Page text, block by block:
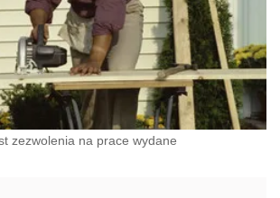
zezwolenia na prace wydane